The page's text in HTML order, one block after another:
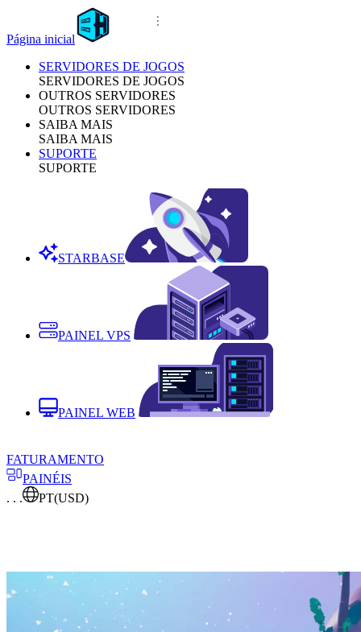
Página inicial
SERVIDORES DE JOGOS
SERVIDORES DE JOGOS
OUTROS SERVIDORES
OUTROS SERVIDORES
SAIBA MAIS
SAIBA MAIS
SUPORTE
SUPORTE
STARBASE
PAINEL VPS
PAINEL WEB
FATURAMENTO
PAINÉIS
. . .
PT(USD)